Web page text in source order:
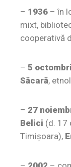
– 1936 – în
mixt,
cooperativă
– 5
Săcară,
– 27
Belici (d. 17
Timişoara),